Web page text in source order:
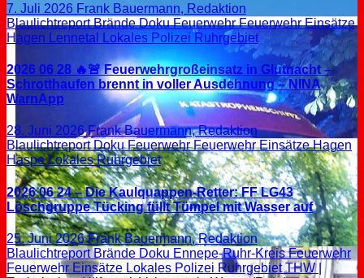
7. Juli 2026 Frank Bauermann, Redaktion
BlaulichtreportBrändeDokuFeuerwehrFeuerwehr Einsätze
Hagen Lennetal Lokales Polizei Ruhrgebiet
2026 06 28 🔥🚨 Feuerwehrgroßeinsatz in Glutnacht –
Schrotthaufen brennt in voller Ausdehnung – NINA
WarnApp
28. Juni 2026Frank Bauermann, Redaktion
BlaulichtreportDokuFeuerwehrFeuerwehr EinsätzeHagen
HaspeLokalesRuhrgebiet
2026 06 24 – Die Kaulquappen-Retter: FF LG43
Löschgruppe Tücking füllt Tümpel mit Wasser auf
25. Juni 2026Frank Bauermann, Redaktion
BlaulichtreportBrände Doku Ennepe-Ruhr-KreisFeuerwehr
Feuerwehr Einsätze Lokales Polizei RuhrgebietTHW |